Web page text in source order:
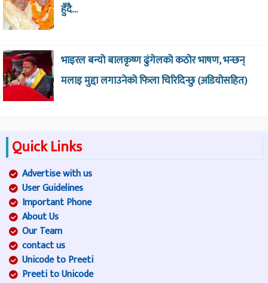
हुँदै…
भाइरल बन्यो बालकृष्ण ढुंगेलको कठोर भाषण, भन्छन्
मलाइ मुद्दा लगाउनेको फिला चिरिदिन्छु (अडियोसहित)
Quick Links
Advertise with us
User Guidelines
Important Phone
About Us
Our Team
contact us
Unicode to Preeti
Preeti to Unicode